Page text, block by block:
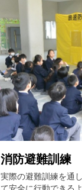
消防避難訓練
実際の避難訓練を通